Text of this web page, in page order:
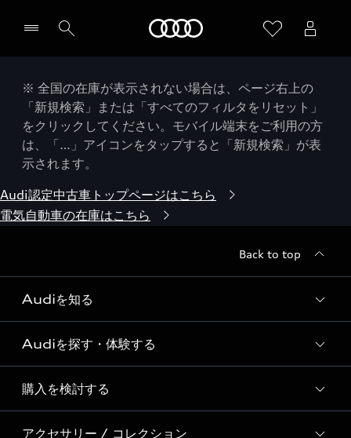
※ 全国の在庫が表示されない場合は、ページ右上の
「新規検索」または「すべてのフィルタをリセット」
をクリックしてください。モバイル端末をご利用の方
は、「…」アイコンをタップすると「新規検索」が表
示されます。
Audi認定中古車トップページはこちら
電気自動車の在庫はこちら
Back to top
Audiを知る
Audi ブランド
Story of Progress
Audi Sport
Audiを探す・体験する
ディーラー検索
新車在庫検索
購入を検討する
アクセサリー / コレクション